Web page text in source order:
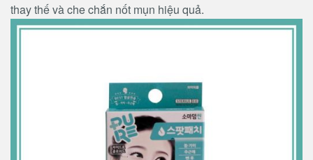
thay thế và che chắn nốt mụn hiệu quả.